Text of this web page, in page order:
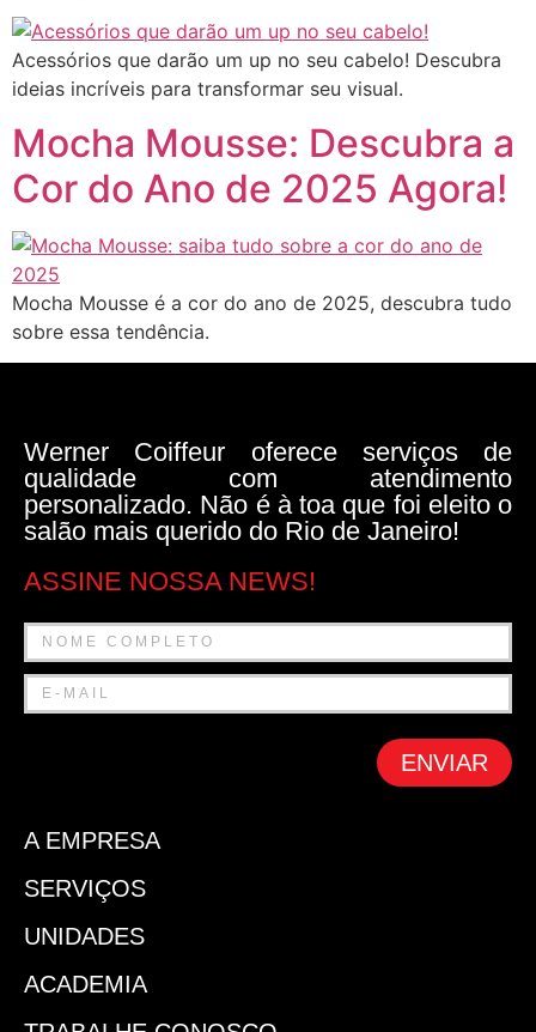
Acessórios que darão um up no seu cabelo! Descubra
ideias incríveis para transformar seu visual.
Mocha Mousse: Descubra a
Cor do Ano de 2025 Agora!
Mocha Mousse é a cor do ano de 2025, descubra tudo
sobre essa tendência.
Werner Coiffeur oferece serviços de
qualidade com atendimento
personalizado. Não é à toa que foi eleito o
salão mais querido do Rio de Janeiro!
ASSINE NOSSA NEWS!
ENVIAR
A EMPRESA
SERVIÇOS
UNIDADES
ACADEMIA